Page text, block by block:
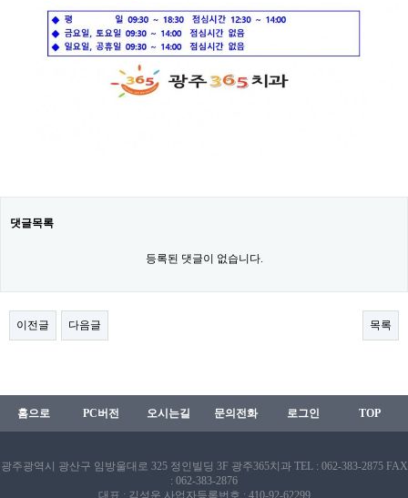
댓글목록
등록된 댓글이 없습니다.
이전글 다음글 목록
홈으로 PC버전 오시는길 문의전화 로그인 TOP
광주광역시 광산구 임방울대로 325 정인빌딩 3F 광주365치과 TEL : 062-383-2875 FAX
: 062-383-2876
대표 : 김성운 사업자등록번호 : 410-92-62299